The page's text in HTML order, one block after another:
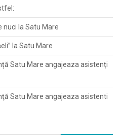
nuci la Satu Mare
la Satu Mare
Satu Mare angajeaza asistenți
Satu Mare angajeaza asistenti